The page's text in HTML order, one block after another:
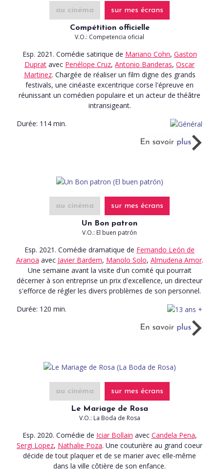
au cinéma sur mes écrans
Compétition officielle
V.O.: Competencia oficial
Esp. 2021. Comédie satirique de Mariano Cohn, Gaston
Duprat avec Penélope Cruz, Antonio Banderas, Oscar
Martinez. Chargée de réaliser un film digne des grands
festivals, une cinéaste excentrique corse l'épreuve en
réunissant un comédien populaire et un acteur de théâtre
intransigeant.
Durée: 114 min.
au cinéma sur mes écrans
Un Bon patron
V.O.: El buen patrón
Esp. 2021. Comédie dramatique de Fernando León de
Aranoa avec Javier Bardem, Manolo Solo, Almudena Amor.
Une semaine avant la visite d'un comité qui pourrait
décerner à son entreprise un prix d'excellence, un directeur
s'efforce de régler les divers problèmes de son personnel.
Durée: 120 min.
au cinéma sur mes écrans
Le Mariage de Rosa
V.O.: La Boda de Rosa
Esp. 2020. Comédie de Iciar Bollain avec Candela Pena,
Sergi Lopez, Nathalie Poza. Une couturière au grand coeur
décide de tout plaquer et de se marier avec elle-même
dans la ville côtière de son enfance.